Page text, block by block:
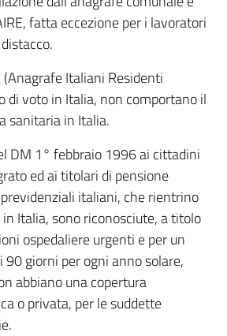
fatta eccezione per i lavoratori
(Anagrafe Italiani Residenti
di voto in Italia, non comportano il
sanitaria in Italia.
DM 1° febbraio 1996 ai cittadini
ed ai titolari di pensione
italiani, che rientrino
Italia, sono riconosciute, a titolo
ospedaliere urgenti e per un
90 giorni per ogni anno solare,
abbiano una copertura
o privata, per le suddette